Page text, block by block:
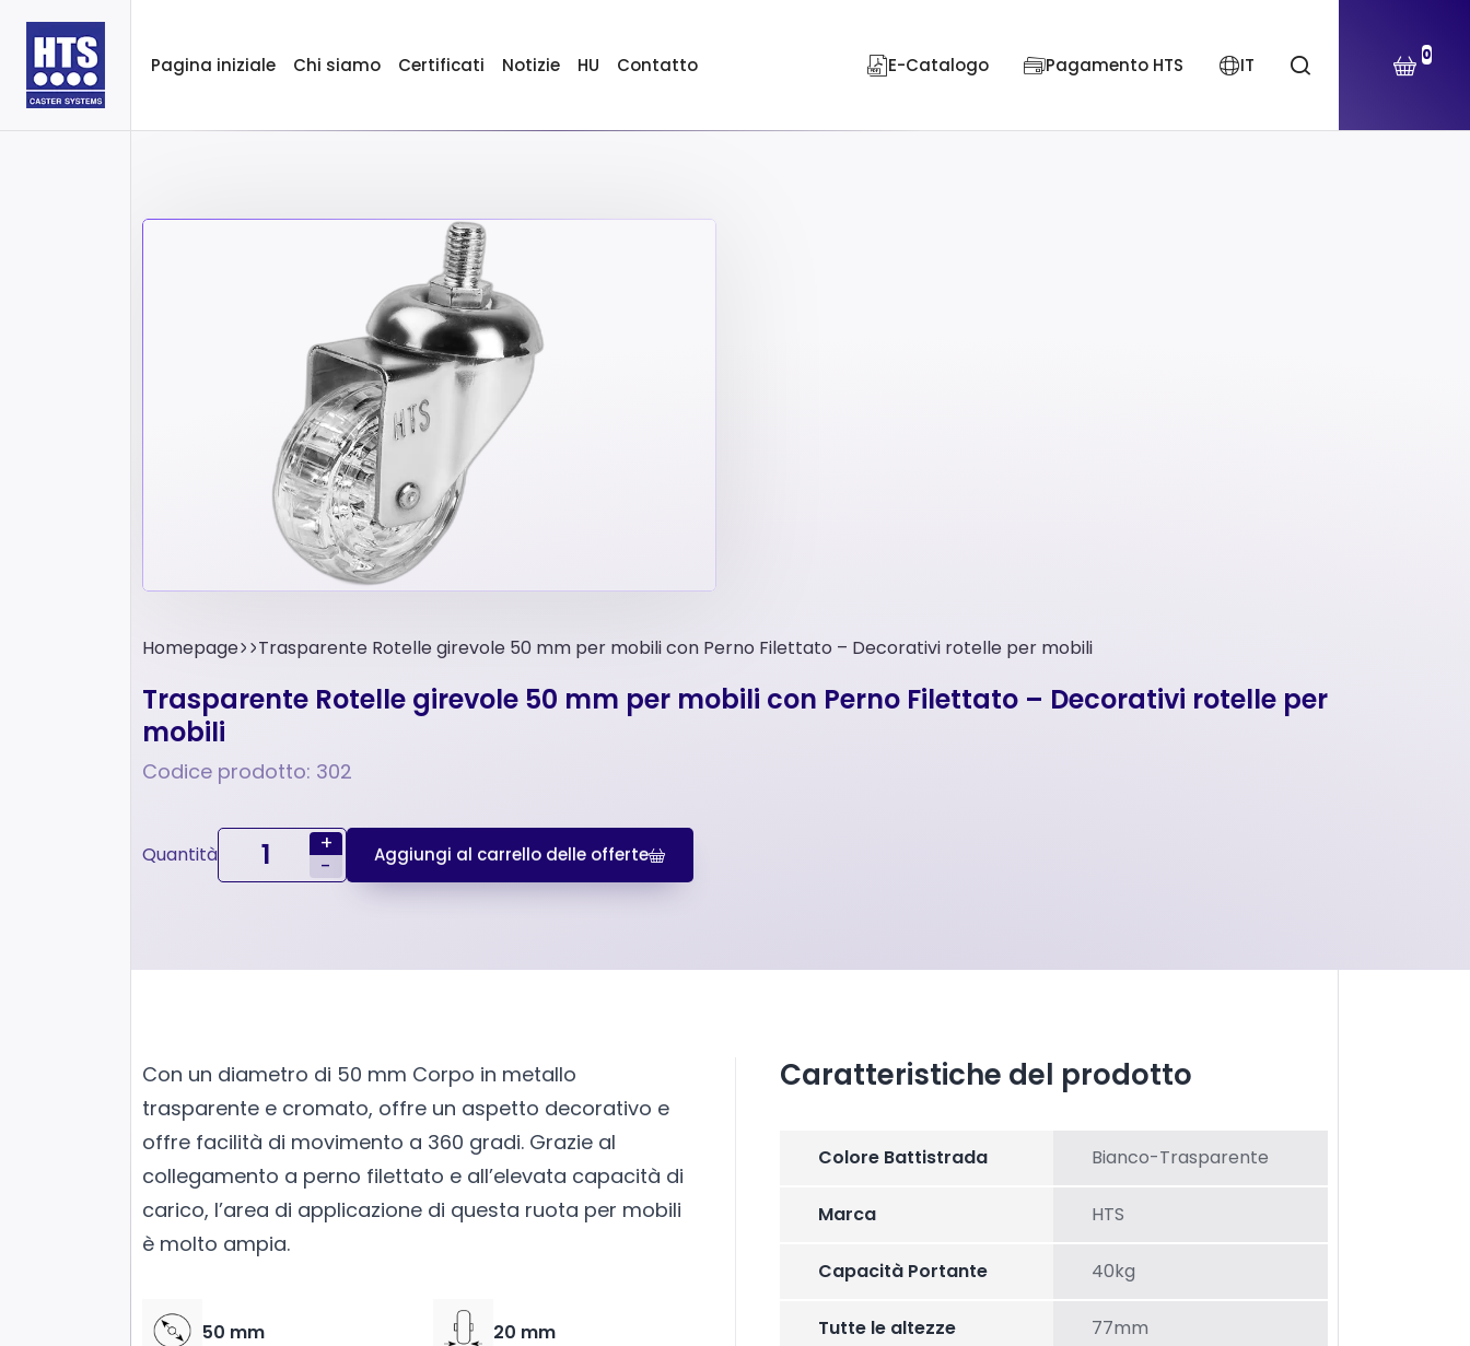
Pagina iniziale Chi siamo Certificati Notizie HU Contatto E-Catalogo Pagamento HTS IT 0
Homepage Trasparente Rotelle girevole 50 mm per mobili con Perno Filettato – Decorativi rotelle per mobili
Trasparente Rotelle girevole 50 mm per mobili con Perno Filettato – Decorativi rotelle per
mobili
Codice prodotto: 302
Quantità
+
-
Aggiungi al carrello delle offerte
Con un diametro di 50 mm Corpo in metallo
trasparente e cromato, offre un aspetto decorativo e
offre facilità di movimento a 360 gradi. Grazie al
collegamento a perno filettato e all’elevata capacità di
carico, l’area di applicazione di questa ruota per mobili
è molto ampia.
50 mm 20 mm
Caratteristiche del prodotto
Colore Battistrada Bianco-Trasparente
Marca HTS
Capacità Portante 40kg
Tutte le altezze 77mm